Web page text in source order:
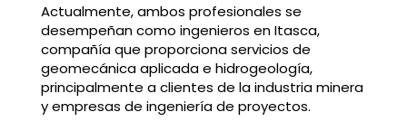
Actualmente, ambos profesionales se
desempeñan como ingenieros en Itasca,
compañía que proporciona servicios de
geomecánica aplicada e hidrogeología,
principalmente a clientes de la industria minera
y empresas de ingeniería de proyectos.